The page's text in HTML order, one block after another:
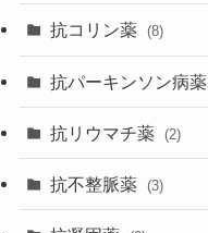
抗コリン薬 (8)
抗パーキンソン病薬
抗リウマチ薬 (2)
抗不整脈薬 (3)